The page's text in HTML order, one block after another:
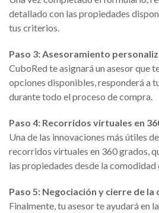
detallado con las propiedades
tus criterios.
Paso 3: Asesoramiento
CuboRed te asignará un asesor que
opciones disponibles, responderá a
durante todo el proceso de compra.
Paso 4: Recorridos virtuales en
Una de las innovaciones más útiles
recorridos virtuales en 360 grados,
las propiedades desde la comodidad
Paso 5: Negociación y cierre de la
Finalmente, tu asesor te ayudará en